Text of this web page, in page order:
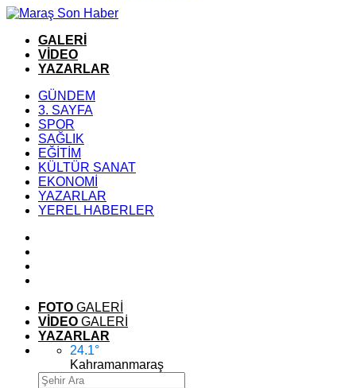
GALERİ
VİDEO
YAZARLAR
GÜNDEM
3. SAYFA
SPOR
SAĞLIK
EĞİTİM
KÜLTÜR SANAT
EKONOMİ
YAZARLAR
YEREL HABERLER
FOTO GALERİ
VİDEO GALERİ
YAZARLAR
24.1°
Kahramanmaraş